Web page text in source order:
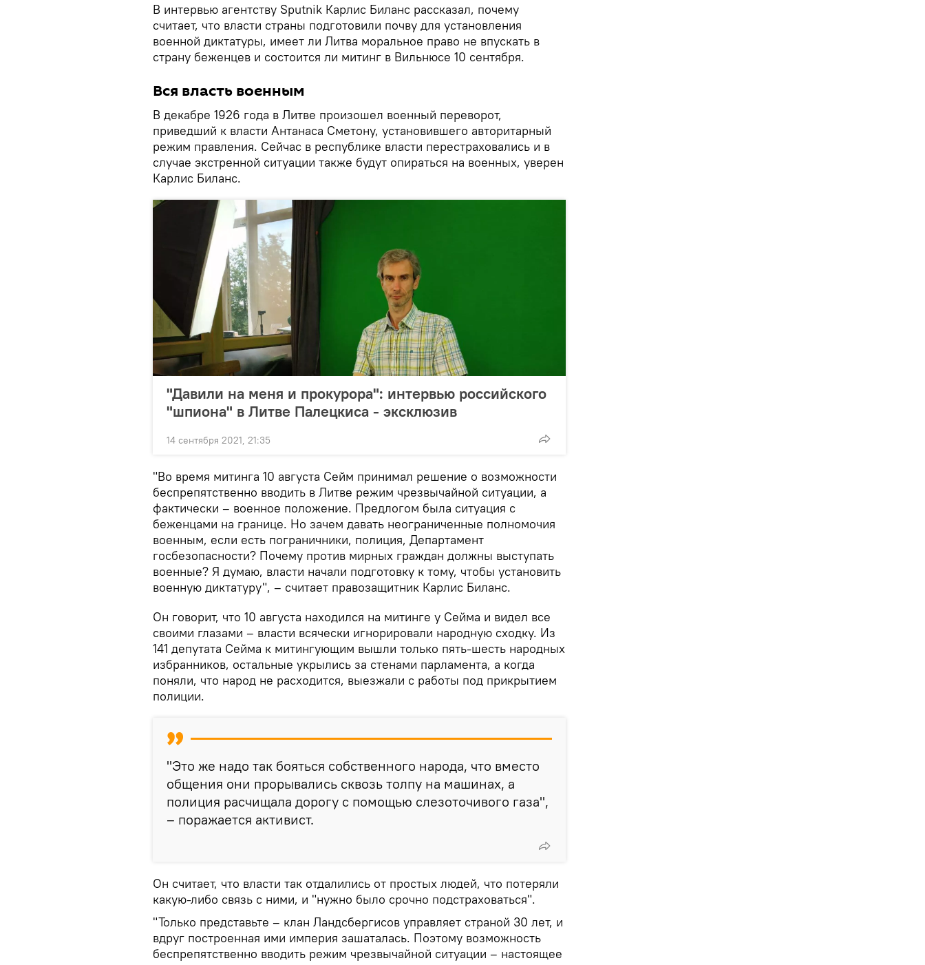
В интервью агентству Sputnik Карлис Биланс рассказал, почему
считает, что власти страны подготовили почву для установления
военной диктатуры, имеет ли Литва моральное право не впускать в
страну беженцев и состоится ли митинг в Вильнюсе 10 сентября.
Вся власть военным
В декабре 1926 года в Литве произошел военный переворот,
приведший к власти Антанаса Сметону, установившего авторитарный
режим правления. Сейчас в республике власти перестраховались и в
случае экстренной ситуации также будут опираться на военных, уверен
Карлис Биланс.
"Давили на меня и прокурора": интервью российского
"шпиона" в Литве Палецкиса - эксклюзив
14 сентября 2021, 21:35
"Во время митинга 10 августа Сейм принимал решение о возможности
беспрепятственно вводить в Литве режим чрезвычайной ситуации, а
фактически – военное положение. Предлогом была ситуация с
беженцами на границе. Но зачем давать неограниченные полномочия
военным, если есть пограничники, полиция, Департамент
госбезопасности? Почему против мирных граждан должны выступать
военные? Я думаю, власти начали подготовку к тому, чтобы установить
военную диктатуру", – считает правозащитник Карлис Биланс.
Он говорит, что 10 августа находился на митинге у Сейма и видел все
своими глазами – власти всячески игнорировали народную сходку. Из
141 депутата Сейма к митингующим вышли только пять-шесть народных
избранников, остальные укрылись за стенами парламента, а когда
поняли, что народ не расходится, выезжали с работы под прикрытием
полиции.
"Это же надо так бояться собственного народа, что вместо
общения они прорывались сквозь толпу на машинах, а
полиция расчищала дорогу с помощью слезоточивого газа",
– поражается активист.
Он считает, что власти так отдалились от простых людей, что потеряли
какую-либо связь с ними, и "нужно было срочно подстраховаться".
"Только представьте – клан Ландсбергисов управляет страной 30 лет, и
вдруг построенная ими империя зашаталась. Поэтому возможность
беспрепятственно вводить режим чрезвычайной ситуации – настоящее